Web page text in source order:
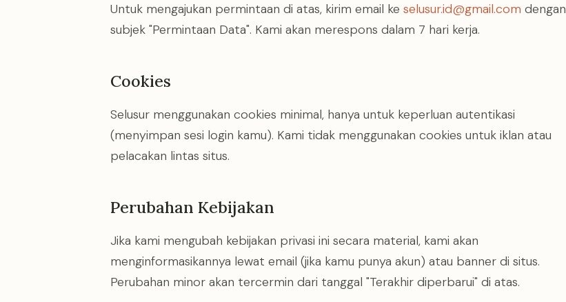
Untuk mengajukan permintaan di atas, kirim email ke selusur.id@gmail.com dengan
subjek "Permintaan Data". Kami akan merespons dalam 7 hari kerja.
Cookies
Selusur menggunakan cookies minimal, hanya untuk keperluan autentikasi
(menyimpan sesi login kamu). Kami tidak menggunakan cookies untuk iklan atau
pelacakan lintas situs.
Perubahan Kebijakan
Jika kami mengubah kebijakan privasi ini secara material, kami akan
menginformasikannya lewat email (jika kamu punya akun) atau banner di situs.
Perubahan minor akan tercermin dari tanggal "Terakhir diperbarui" di atas.